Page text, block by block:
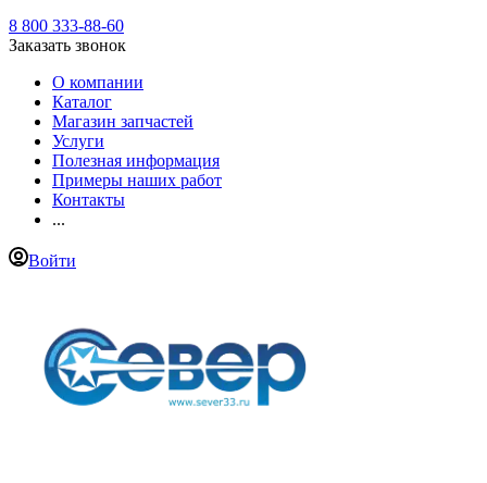
8 800 333-88-60
Заказать звонок
О компании
Каталог
Магазин запчастей
Услуги
Полезная информация
Примеры наших работ
Контакты
...
Войти